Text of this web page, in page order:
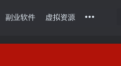
副业软件 虚拟资源